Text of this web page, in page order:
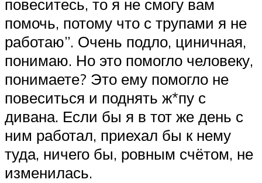
повеситесь, то я не смогу вам
помочь, потому что с трупами я не
работаю”. Очень подло, циничная,
понимаю. Но это помогло человеку,
понимаете? Это ему помогло не
повеситься и поднять ж*пу с
дивана. Если бы я в тот же день с
ним работал, приехал бы к нему
туда, ничего бы, ровным счётом, не
изменилась.